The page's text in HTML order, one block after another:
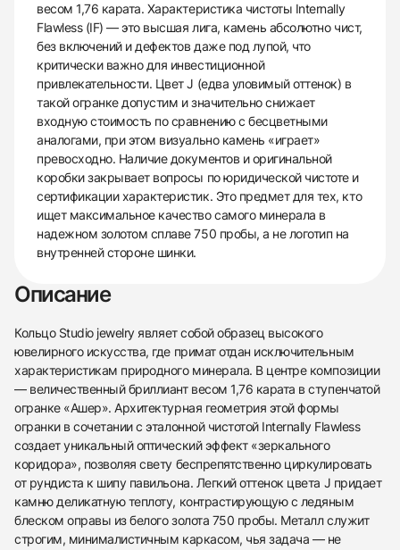
438
285
145
142
205
204
195
150
6
весом 1,76 карата. Характеристика чистоты Internally
Flawless (IF) — это высшая лига, камень абсолютно чист,
без включений и дефектов даже под лупой, что
критически важно для инвестиционной
привлекательности. Цвет J (едва уловимый оттенок) в
такой огранке допустим и значительно снижает
входную стоимость по сравнению с бесцветными
аналогами, при этом визуально камень «играет»
превосходно. Наличие документов и оригинальной
коробки закрывает вопросы по юридической чистоте и
сертификации характеристик. Это предмет для тех, кто
ищет максимальное качество самого минерала в
надежном золотом сплаве 750 пробы, а не логотип на
внутренней стороне шинки.
Описание
Кольцо Studio jewelry являет собой образец высокого
ювелирного искусства, где примат отдан исключительным
характеристикам природного минерала. В центре композиции
— величественный бриллиант весом 1,76 карата в ступенчатой
огранке «Ашер». Архитектурная геометрия этой формы
огранки в сочетании с эталонной чистотой Internally Flawless
создает уникальный оптический эффект «зеркального
коридора», позволяя свету беспрепятственно циркулировать
от рундиста к шипу павильона. Легкий оттенок цвета J придает
камню деликатную теплоту, контрастирующую с ледяным
блеском оправы из белого золота 750 пробы. Металл служит
строгим, минималистичным каркасом, чья задача — не